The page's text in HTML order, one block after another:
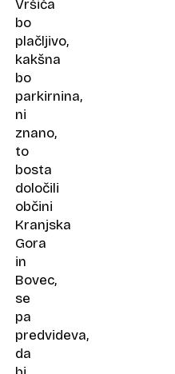
Vršiča
bo
plačljivo,
kakšna
bo
parkirnina,
ni
znano,
to
bosta
določili
občini
Kranjska
Gora
in
Bovec,
se
pa
predvideva,
da